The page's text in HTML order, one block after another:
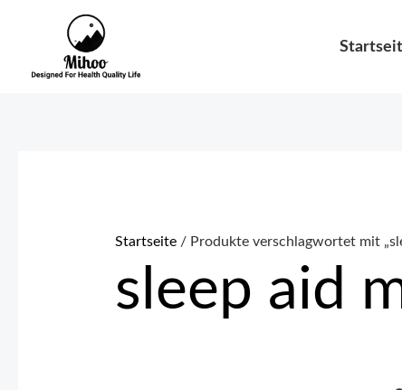
Startseite/ Produkte verschlagwortet mit
sleep aid